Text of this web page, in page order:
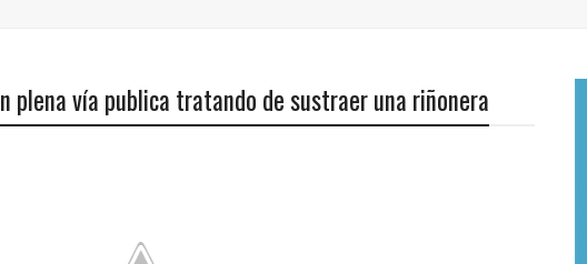
plena vía publica tratando de sustraer una riñonera